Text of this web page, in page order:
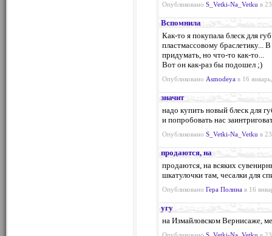
Опубликовано S_Vetki-Na_Vetku в
Вспомнила
Как-то я покупала блеск для
пластмассовому браслетику...
придумать, но что-то как-то...
Вот он как-раз бы подошел ;)
Опубликовано Asmodeya в 16
значит
надо купить новый блеск для
и попробовать нас
Опубликовано S_Vetki-Na_Vetku в
продаются, на
продаются, на всяких
шкатулочки там, чесалки для
Опубликовано Гера Полина в 16
угу
на Измайловском Вернисаже,